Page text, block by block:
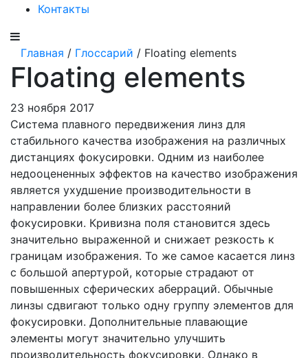
Контакты
Главная / Глоссарий / Floating elements
Floating elements
23 ноября 2017
Система плавного передвижения линз для
стабильного качества изображения на различных
дистанциях фокусировки. Одним из наиболее
недооцененных эффектов на качество изображения
является ухудшение производительности в
направлении более близких расстояний
фокусировки. Кривизна поля становится здесь
значительно выраженной и снижает резкость к
границам изображения. То же самое касается линз
с большой апертурой, которые страдают от
повышенных сферических аберраций. Обычные
линзы сдвигают только одну группу элементов для
фокусировки. Дополнительные плавающие
элементы могут значительно улучшить
производительность фокусировки. Однако в